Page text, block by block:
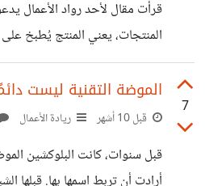
جيد جدا وطبعا هذا بالنسبة
كذلك من معه مبلغ ويريد الشراء
قرأت مقال لأحد رواد الأعمال
المنتجات، يعني المنتج يُطبخ
نظرنا لقصص النجاح الكبرى
تكن لتصل إلى مليار مستخدم لو
البنية التحتية، وتعرضت
7
الموضة التقنية ليست
قبل 10 أشهر ريادة الأعمال
قبل سنوات، كانت البلوكشين